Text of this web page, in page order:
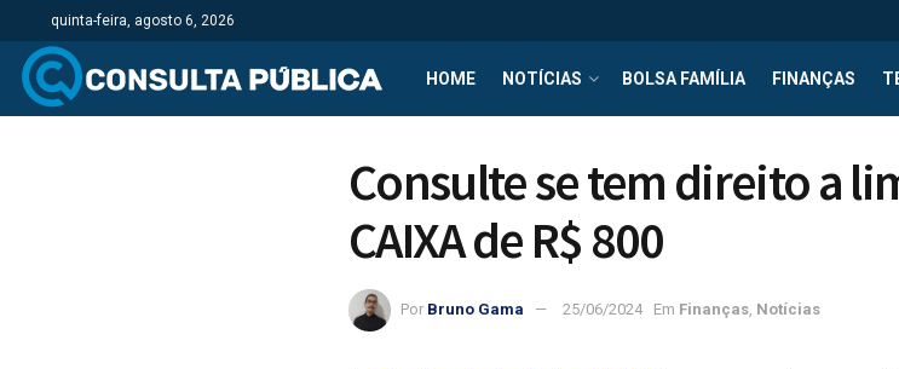
quinta-feira, agosto 6, 2026
HOME NOTÍCIAS BOLSA FAMÍLIA FINANÇAS
Consulte se tem direito a
CAIXA de R$ 800
Por Bruno Gama 25/06/2024 Em Finanças Notícias